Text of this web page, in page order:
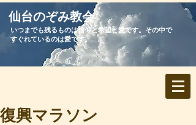
​仙台のぞみ教会
いつまでも残るものは信仰と希望と愛です。その中で
すぐれているのは愛です。
復興マラソン